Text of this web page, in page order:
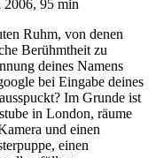
95 min
Ruhm, von denen
Berühmtheit zu
deines Namens
bei Eingabe deines
Im Grunde ist
in London, räume
und einen
einen